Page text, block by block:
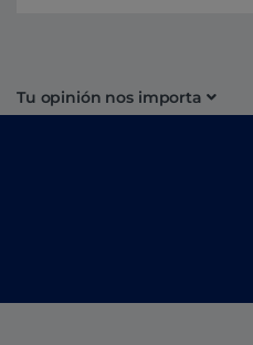
Tu opinión nos importa